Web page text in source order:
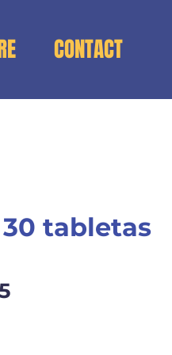
CONTACT
tabletas
Price